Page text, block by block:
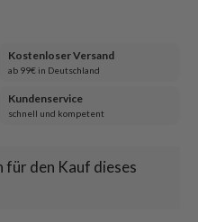
Kostenloser Versand
ab 99€ in Deutschland
Kundenservice
schnell und kompetent
für den Kauf dieses